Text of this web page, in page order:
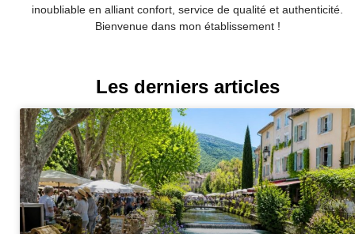
inoubliable en alliant confort, service de qualité et authenticité.
Bienvenue dans mon établissement !
Les derniers articles